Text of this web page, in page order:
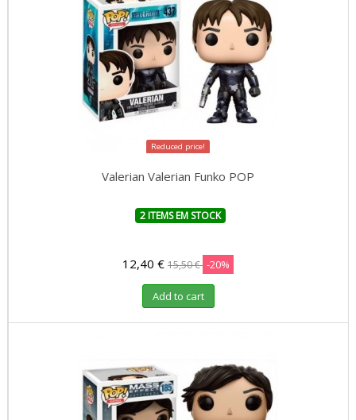
Reduced price!
Valerian Valerian Funko POP
2 ITEMS EM STOCK
12,40 € 15,50 € -20%
Add to cart